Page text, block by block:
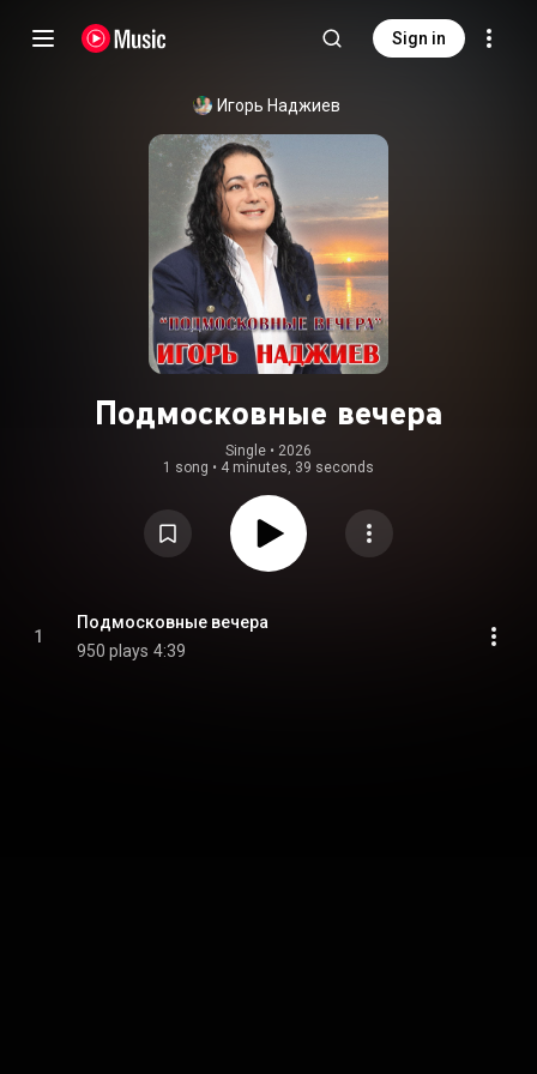
Sign in
Игорь Наджиев
Подмосковные вечера
Single • 2026
1 song • 4 minutes, 39 seconds
1
Подмосковные вечера
950 plays 4:39